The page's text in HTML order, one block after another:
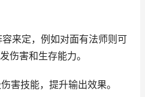
来定，例如对面有法师则可
伤害和生存能力。
害技能，提升输出效果。